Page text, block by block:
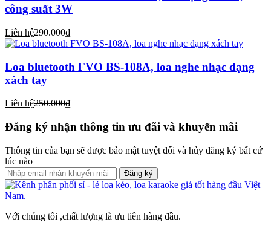
công suất 3W
Liên hệ290.000₫
Loa bluetooth FVO BS-108A, loa nghe nhạc dạng
xách tay
Liên hệ250.000₫
Đăng ký nhận thông tin ưu đãi và khuyến mãi
Thông tin của bạn sẽ được bảo mật tuyệt đối và hủy đăng ký bất cứ
lúc nào
Đăng ký
Với chúng tôi ,chất lượng là ưu tiên hàng đầu.